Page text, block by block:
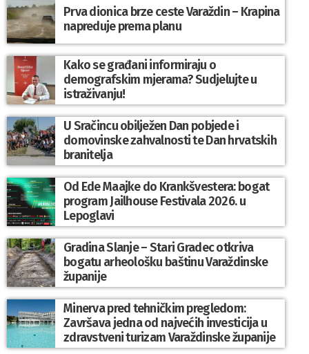
Prva dionica brze ceste Varaždin – Krapina
napreduje prema planu
Kako se građani informiraju o
demografskim mjerama? Sudjelujte u
istraživanju!
U Sračincu obilježen Dan pobjede i
domovinske zahvalnosti te Dan hrvatskih
branitelja
Od Ede Maajke do Krankšvestera: bogat
program Jailhouse Festivala 2026. u
Lepoglavi
Gradina Slanje – Stari Gradec otkriva
bogatu arheološku baštinu Varaždinske
županije
Minerva pred tehničkim pregledom:
Završava jedna od najvećih investicija u
zdravstveni turizam Varaždinske županije